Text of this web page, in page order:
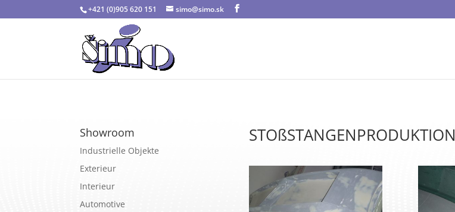
+421 (0)905 620 151 simo@simo.sk
Showroom
Industrielle Objekte
Exterieur
Interieur
Automotive
STOßSTANGENPRODUKTION